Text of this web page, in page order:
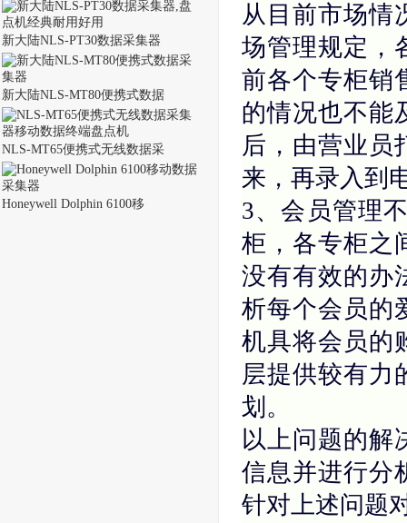
新大陆NLS-PT30数据采集器
新大陆NLS-MT80便携式数据
NLS-MT65便携式无线数据采
Honeywell Dolphin 6100移
从目前市场情
场管理规定，
前各个专柜销
的情况也不能
后，由营业员
来，再录入到
3、会员管理
柜，各专柜之
没有有效的办
析每个会员的
机具将会员的
层提供较有力
划。
以上问题的解
信息并进行分
针对上述问题